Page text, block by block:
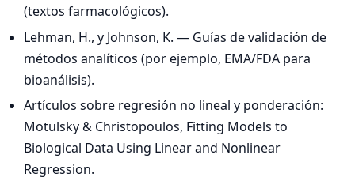
(textos farmacológicos).
Lehman, H., y Johnson, K. — Guías de validación de
métodos analíticos (por ejemplo, EMA/FDA para
bioanálisis).
Artículos sobre regresión no lineal y ponderación:
Motulsky & Christopoulos, Fitting Models to
Biological Data Using Linear and Nonlinear
Regression.